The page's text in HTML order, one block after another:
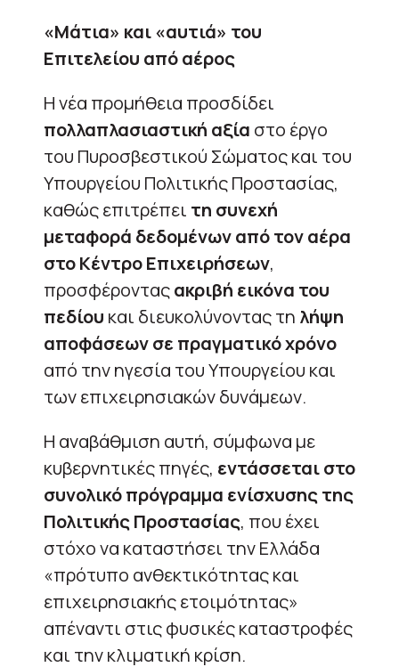
«Μάτια» και «αυτιά» του
Επιτελείου από αέρος
Η νέα προμήθεια προσδίδει
πολλαπλασιαστική αξία στο έργο
του Πυροσβεστικού Σώματος και του
Υπουργείου Πολιτικής Προστασίας,
καθώς επιτρέπει τη συνεχή
μεταφορά δεδομένων από τον αέρα
στο Κέντρο Επιχειρήσεων,
προσφέρονταςακριβή εικόνα του
πεδίου και διευκολύνοντας τη λήψη
αποφάσεων σε πραγματικό χρόνο
από την ηγεσία του Υπουργείου και
των επιχειρησιακών δυνάμεων.
Η αναβάθμιση αυτή, σύμφωνα με
κυβερνητικές πηγές, εντάσσεται στο
συνολικό πρόγραμμα ενίσχυσης της
Πολιτικής Προστασίας, που έχει
στόχο να καταστήσει την Ελλάδα
«πρότυπο ανθεκτικότητας και
επιχειρησιακής ετοιμότητας»
απέναντι στις φυσικές καταστροφές
και την κλιματική κρίση.